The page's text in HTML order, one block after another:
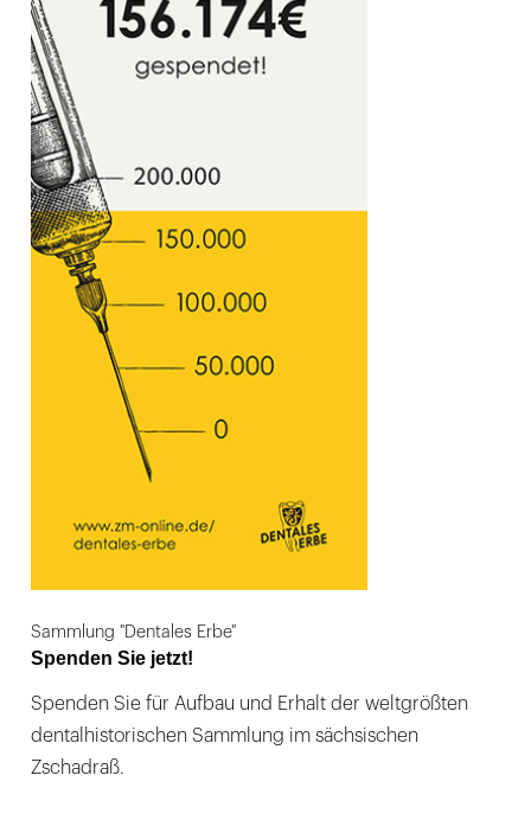
Sammlung "Dentales Erbe"
Spenden Sie jetzt!
Spenden Sie für Aufbau und Erhalt der weltgrößten
dentalhistorischen Sammlung im sächsischen
Zschadraß.